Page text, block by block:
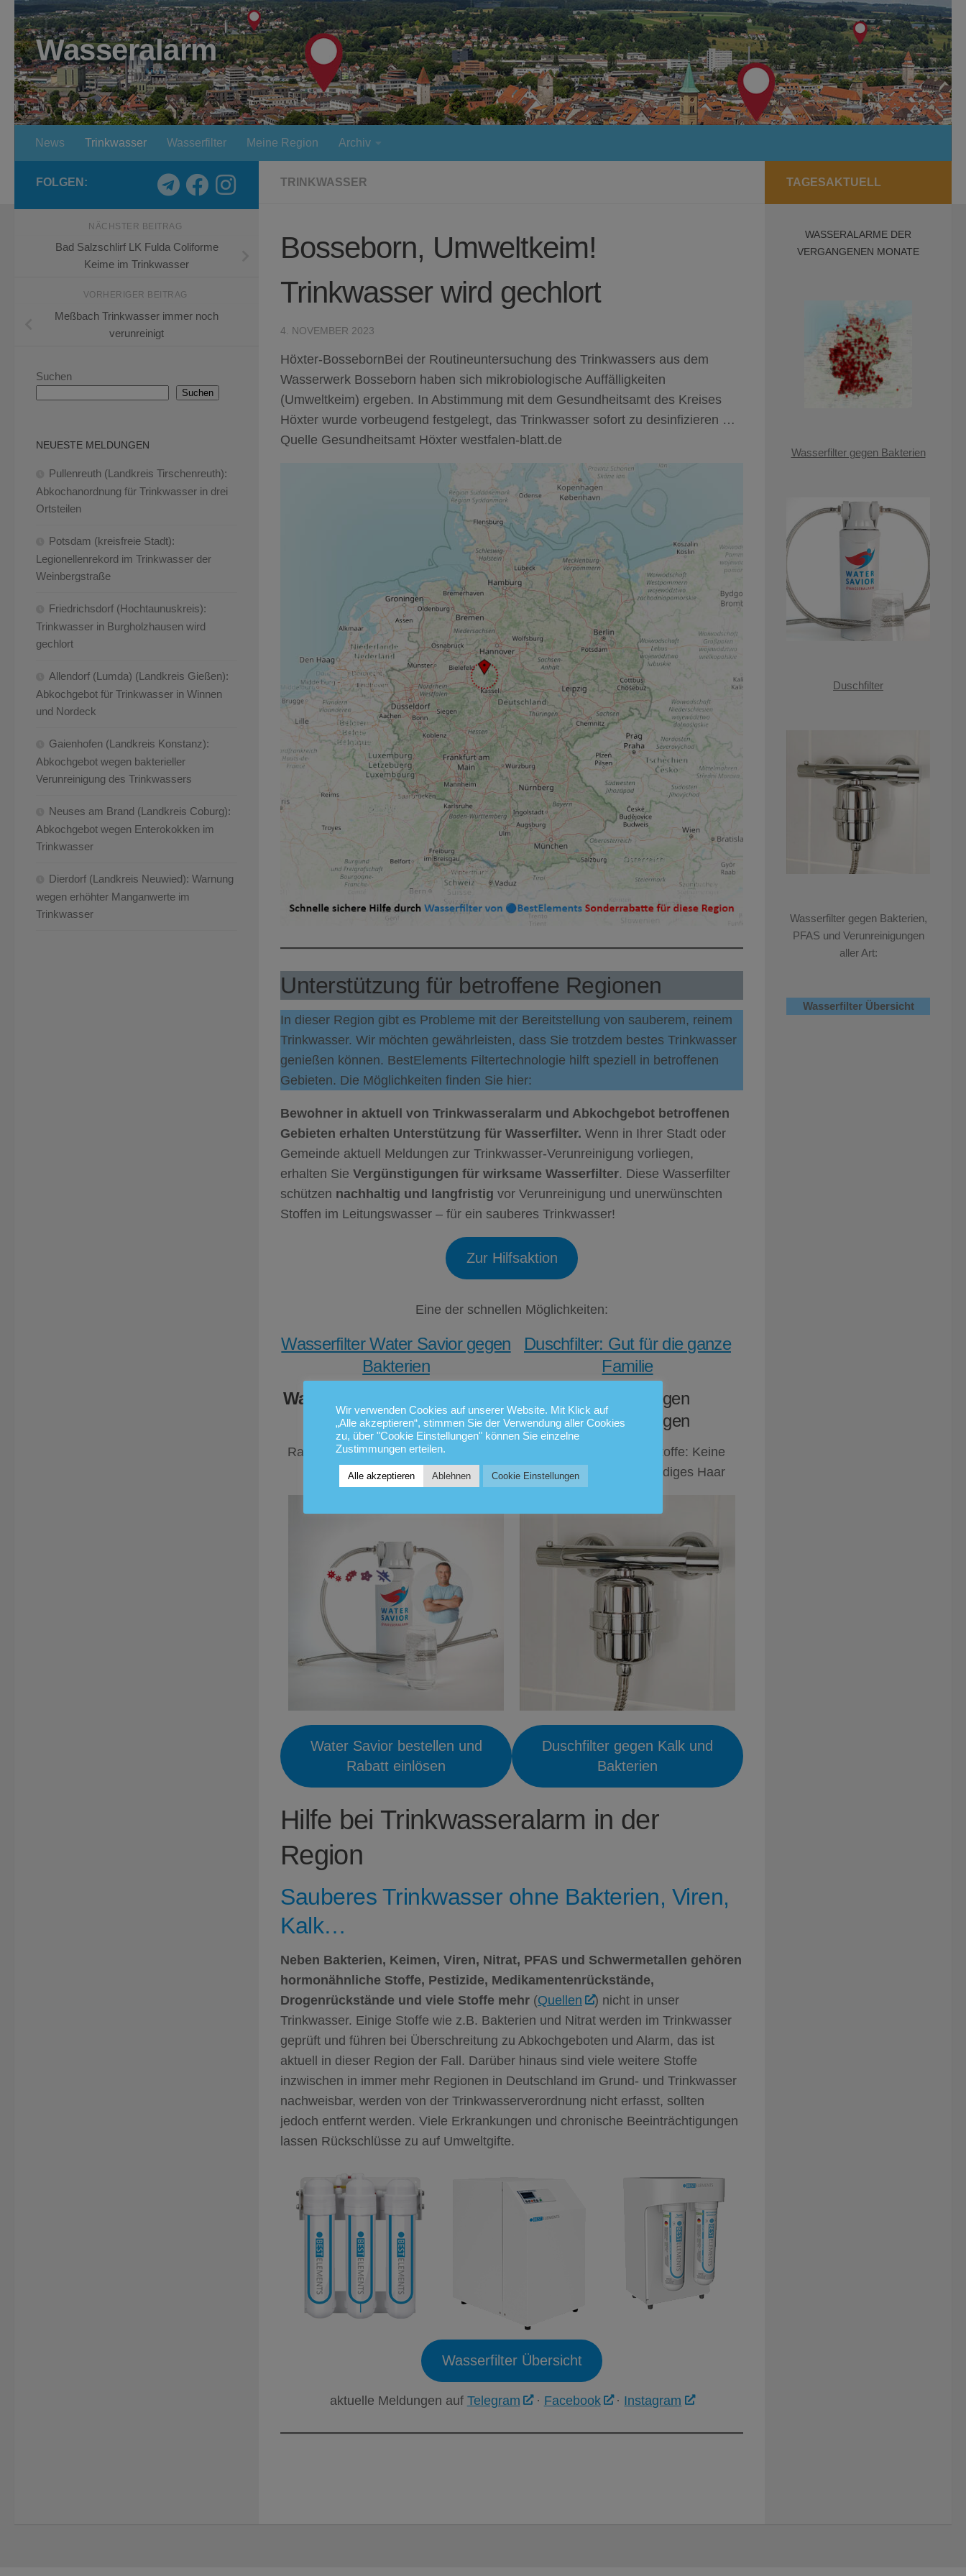
Zum Inhalt springen
Wasseralarm
News Trinkwasser Wasserfilter Meine Region Archiv
TRINKWASSER
Bosseborn, Umweltkeim!
Trinkwasser wird gechlort
4. NOVEMBER 2023
Höxter-BossebornBei der Routineuntersuchung des Trinkwassers aus dem
Wasserwerk Bosseborn haben sich mikrobiologische Auffälligkeiten
(Umweltkeim) ergeben. In Abstimmung mit dem Gesundheitsamt des Kreises
Höxter wurde vorbeugend festgelegt, das Trinkwasser sofort zu desinfizieren …
Quelle Gesundheitsamt Höxter westfalen-blatt.de
Unterstützung für betroffene Regionen
In dieser Region gibt es Probleme mit der Bereitstellung von sauberem, reinem
Trinkwasser. Wir möchten gewährleisten, dass Sie trotzdem bestes Trinkwasser
genießen können. BestElements Filtertechnologie hilft speziell in betroffenen
Gebieten. Die Möglichkeiten finden Sie hier:
Bewohner in aktuell von Trinkwasseralarm und Abkochgebot betroffenen
Gebieten erhalten Unterstützung für Wasserfilter. Wenn in Ihrer Stadt oder
Gemeinde aktuell Meldungen zur Trinkwasser-Verunreinigung vorliegen,
erhalten Sie Vergünstigungen für wirksame Wasserfilter. Diese Wasserfilter
schützen nachhaltig und langfristig vor Verunreinigung und unerwünschten
Stoffen im Leitungswasser – für ein sauberes Trinkwasser!
Zur Hilfsaktion
Eine der schnellen Möglichkeiten:
Wasserfilter Water Savior gegen
Bakterien
Wasser nicht mehr abkochen
müssen
Rabatt für betroffene Gebiete mit dem
Rabattcode@wasseralarm
Water Savior bestellen und
Rabatt einlösen
Duschfilter: Gut für die ganze
Familie
Duschfilter gegen
Verunreinigungen
Duschen ohne Schadstoffe: Keine
Hautreaktionen und seidiges Haar
Duschfilter gegen Kalk und
Bakterien
Hilfe bei Trinkwasseralarm in der
Region
Sauberes Trinkwasser ohne Bakterien, Viren,
Kalk…
Neben Bakterien, Keimen, Viren, Nitrat, PFAS und Schwermetallen gehören
hormonähnliche Stoffe, Pestizide, Medikamentenrückstände,
Drogenrückstände und viele Stoffe mehr (Quellen
) nicht in unser
Trinkwasser. Einige Stoffe wie z.B. Bakterien und Nitrat werden im Trinkwasser
geprüft und führen bei Überschreitung zu Abkochgeboten und Alarm, das ist
aktuell in dieser Region der Fall. Darüber hinaus sind viele weitere Stoffe
inzwischen in immer mehr Regionen in Deutschland im Grund- und Trinkwasser
nachweisbar, werden von der Trinkwasserverordnung nicht erfasst, sollten
jedoch entfernt werden. Viele Erkrankungen und chronische Beeinträchtigungen
lassen Rückschlüsse zu auf Umweltgifte.
Wasserfilter Übersicht
aktuelle Meldungen auf Telegram · Facebook · Instagram
FOLGEN:
NÄCHSTER BEITRAG
Bad Salzschlirf LK Fulda Coliforme
Keime im Trinkwasser
VORHERIGER BEITRAG
Meßbach Trinkwasser immer noch
verunreinigt
Suchen
Suchen
NEUESTE MELDUNGEN
Pullenreuth (Landkreis Tirschenreuth):
Abkochanordnung für Trinkwasser in drei
Ortsteilen
Potsdam (kreisfreie Stadt):
Legionellenrekord im Trinkwasser der
Weinbergstraße
Friedrichsdorf (Hochtaunuskreis):
Trinkwasser in Burgholzhausen wird
gechlort
Allendorf (Lumda) (Landkreis Gießen):
Abkochgebot für Trinkwasser in Winnen
und Nordeck
Gaienhofen (Landkreis Konstanz):
Abkochgebot wegen bakterieller
Verunreinigung des Trinkwassers
Neuses am Brand (Landkreis Coburg):
Abkochgebot wegen Enterokokken im
Trinkwasser
Dierdorf (Landkreis Neuwied): Warnung
wegen erhöhter Manganwerte im
Trinkwasser
TAGESAKTUELL
WASSERALARME DER
VERGANGENEN MONATE
Wasserfilter gegen Bakterien
Duschfilter
Wasserfilter gegen Bakterien,
PFAS und Verunreinigungen
aller Art:
Wasserfilter Übersicht
Wir verwenden Cookies auf unserer Website. Mit Klick auf
„Alle akzeptieren“, stimmen Sie der Verwendung aller Cookies
zu, über "Cookie Einstellungen" können Sie einzelne
Zustimmungen erteilen.
Alle akzeptieren Ablehnen Cookie Einstellungen